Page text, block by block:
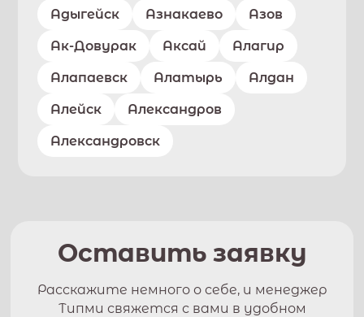
Адыгейск Азнакаево Азов
Ак-Довурак Аксай Алагир
Алапаевск Алатырь Алдан
Алейск Александров
Александровск
Оставить заявку
Расскажите немного о себе, и менеджер
Типми свяжется с вами в удобном